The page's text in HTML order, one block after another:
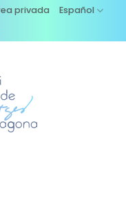
privada
Español